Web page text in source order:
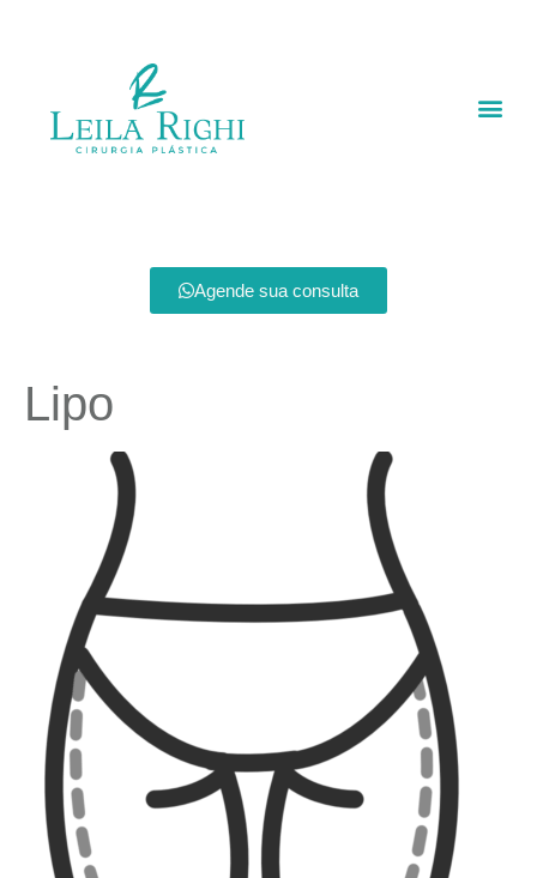
Agende sua consulta
Lipo